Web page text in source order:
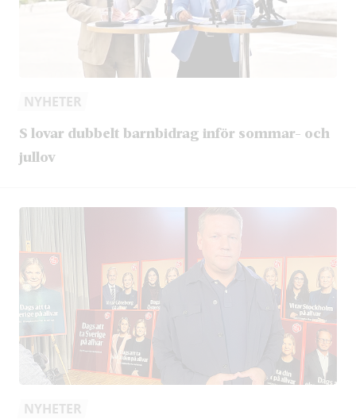
NYHETER
S lovar dubbelt barnbidrag inför sommar- och
jullov
NYHETER